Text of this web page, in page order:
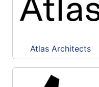
Atlas Architects